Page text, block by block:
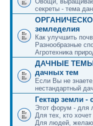
секреты - тема
земледелия
Как улучшить
Разнообразные
Агротехника
ДАЧНЫЕ ТЕМЫ
дачных тем
Если Вы не
нестандартный
Гектар земли
Этот форум - для
Для тех, кто
Для людей,